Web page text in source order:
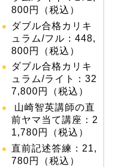
800円（税込）
ダブル合格カリキ
ュラム/フル：448,
800円（税込）
ダブル合格カリキ
ュラム/ライト：32
7,800円（税込）
山崎智英講師の直
前ヤマ当て講座：2
1,780円（税込）
直前記述答練：21,
780円（税込）